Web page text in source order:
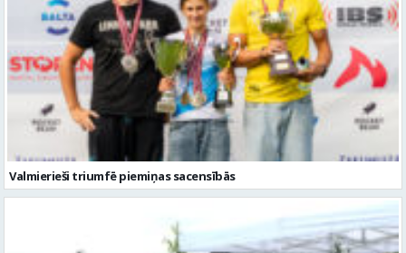
Valmierieši triumfē piemiņas sacensībās